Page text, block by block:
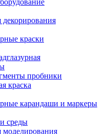
краски
пробники
краска
карандаши и маркеры
среды